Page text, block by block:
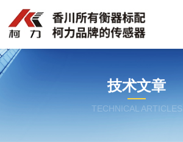
技术文章
TECHNICAL ARTICLES